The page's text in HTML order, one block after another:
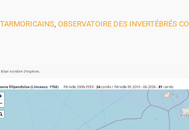
,OBSERVATOIRE DES INVERTÉBRÉS